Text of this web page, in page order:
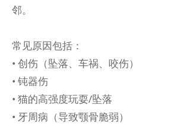
邻。
常见原因包括：
• 创伤（坠落、车祸、咬伤）
• 钝器伤
• 猫的高强度玩耍/坠落
• 牙周病（导致颚骨脆弱）